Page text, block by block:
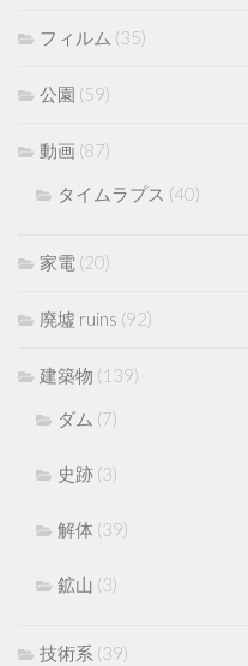
フィルム (35)
公園 (59)
動画 (87)
タイムラプス (40)
家電 (20)
廃墟 ruins (92)
建築物 (139)
ダム (7)
史跡 (3)
解体 (39)
鉱山 (3)
技術系 (39)